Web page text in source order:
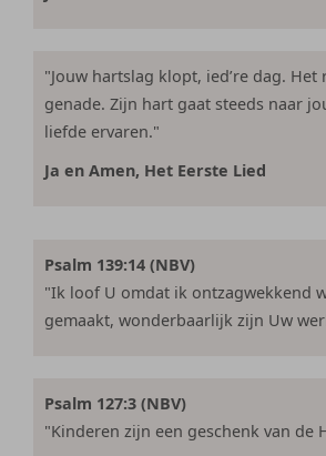
"Jouw hartslag klopt, ied’re dag. Het
genade. Zijn hart gaat steeds naar
liefde ervaren."
Ja en Amen, Het Eerste Lied
Psalm 139:14 (NBV)
"Ik loof U omdat ik ontzagwekkend
gemaakt, wonderbaarlijk zijn Uw
Psalm 127:3 (NBV)
"Kinderen zijn een geschenk van de